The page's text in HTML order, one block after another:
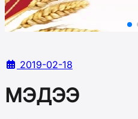
2019-02-18
МЭДЭЭ